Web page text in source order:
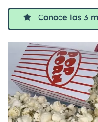
Conoce las 3